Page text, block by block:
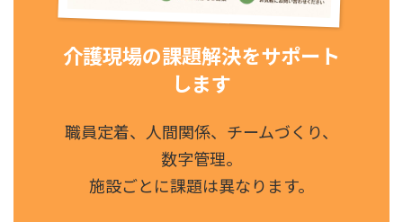
介護現場の課題解決をサポート
します
職員定着、人間関係、チームづくり、
数字管理。
施設ごとに課題は異なります。